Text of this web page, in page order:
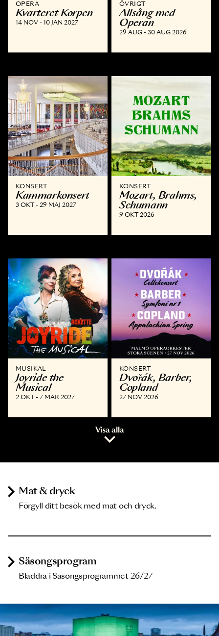
OPERA
Kvarteret Korpen
14 NOV - 10 JAN 2027
ÖVRIGT
Allsång med
Operan
29 AUG - 30 AUG 2026
KONSERT
Kammar­konsert
3 OKT - 29 MAJ 2027
KONSERT
Mozart, Brahms,
Schumann
9 OKT 2026
MUSIKAL
Joyride the
Musical
2 OKT - 7 MAR 2027
KONSERT
Dvořák, Barber,
Copland
27 NOV 2026
Visa alla
Mat & dryck
Förgyll ditt besök med mat och dryck.
Säsongsprogram
Bläddra i Säsongsprogrammet 26/27